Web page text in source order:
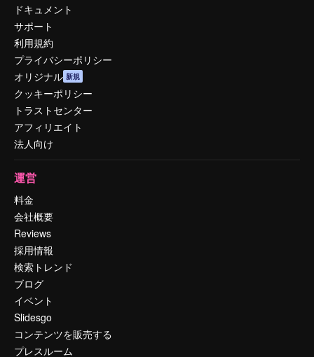
ドキュメント
サポート
利用規約
プライバシーポリシー
オリジナル 新規
クッキーポリシー
トラストセンター
アフィリエイト
法人向け
運営
料金
会社概要
Reviews
採用情報
検索トレンド
ブログ
イベント
Slidesgo
コンテンツを販売する
プレスルーム